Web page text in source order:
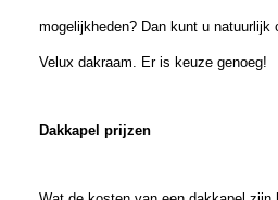
mogelijkheden? Dan kunt u natuurlijk
Velux dakraam. Er is keuze genoeg!
Dakkapel prijzen